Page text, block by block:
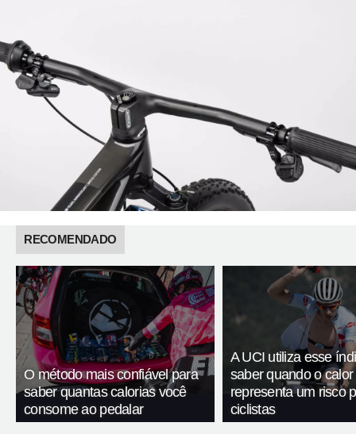
RECOMENDADO
O método mais confiável para
saber quantas calorias você
consome ao pedalar
A UCI utiliza esse
saber quando o calor
representa um risco
ciclistas